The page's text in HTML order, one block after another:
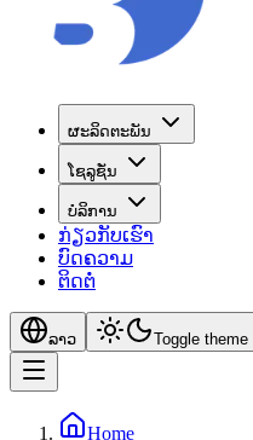
ຜະລິດຕະພັນ
ໂຊລູຊັ່ນ
ບໍລິການ
ກ່ຽວກັບເຮົາ
ບົດຄວາມ
ຕິດຕໍ່
ລາວ Toggle theme
Home